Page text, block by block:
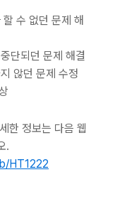
수 없던 문제 해
단되던 문제 해결
않던 문제 수정
한 정보는 다음 웹
.
HT1222